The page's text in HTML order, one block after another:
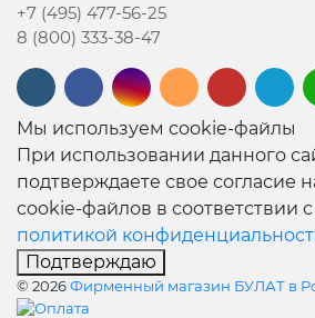
+7 (495) 477-56-25
8 (800) 333-38-47
Мы используем cookie-файлы
При использовании данного
подтверждаете свое согласие
cookie-файлов в соответствии
политикой
Подтверждаю
© 2026Фирменный магазин БУЛАТ в